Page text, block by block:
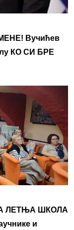
Вучићев
КО СИ БРЕ
ЛЕТЊА ШКОЛА
и